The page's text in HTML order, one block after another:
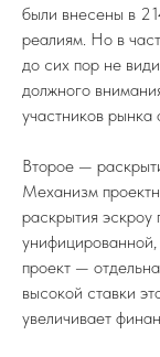
были внесены в
реалиям. Но в
до сих пор не
должного
участников рынка
Второе —
Механизм
раскрытия
проект —
высокой ставки
увеличивает
На канале вы
ФЕДЕРАЦИИ